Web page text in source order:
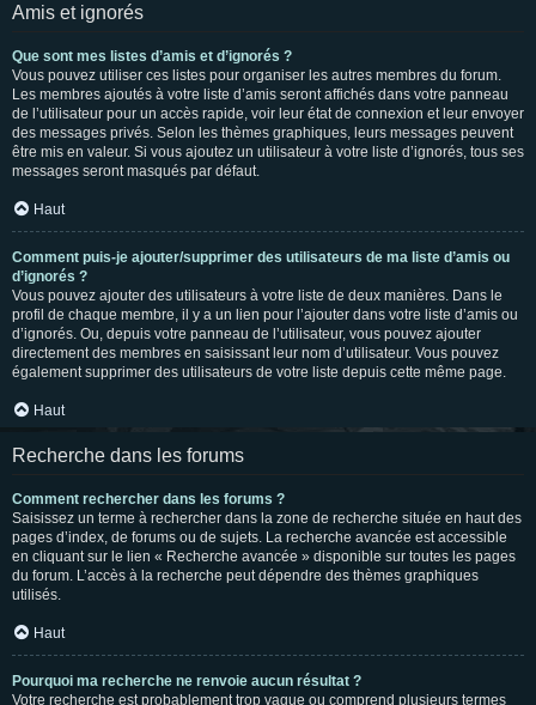
Amis et ignorés
Que sont mes listes d’amis et d’ignorés ?
Vous pouvez utiliser ces listes pour organiser les autres membres du forum.
Les membres ajoutés à votre liste d’amis seront affichés dans votre panneau
de l’utilisateur pour un accès rapide, voir leur état de connexion et leur envoyer
des messages privés. Selon les thèmes graphiques, leurs messages peuvent
être mis en valeur. Si vous ajoutez un utilisateur à votre liste d’ignorés, tous ses
messages seront masqués par défaut.
Haut
Comment puis-je ajouter/supprimer des utilisateurs de ma liste d’amis ou
d’ignorés ?
Vous pouvez ajouter des utilisateurs à votre liste de deux manières. Dans le
profil de chaque membre, il y a un lien pour l’ajouter dans votre liste d’amis ou
d’ignorés. Ou, depuis votre panneau de l’utilisateur, vous pouvez ajouter
directement des membres en saisissant leur nom d’utilisateur. Vous pouvez
également supprimer des utilisateurs de votre liste depuis cette même page.
Haut
Recherche dans les forums
Comment rechercher dans les forums ?
Saisissez un terme à rechercher dans la zone de recherche située en haut des
pages d’index, de forums ou de sujets. La recherche avancée est accessible
en cliquant sur le lien « Recherche avancée » disponible sur toutes les pages
du forum. L’accès à la recherche peut dépendre des thèmes graphiques
utilisés.
Haut
Pourquoi ma recherche ne renvoie aucun résultat ?
Votre recherche est probablement trop vague ou comprend plusieurs termes